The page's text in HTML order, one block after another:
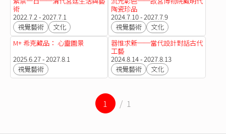
術
2022.7.2 - 2027.7.1
視覺藝術
文化
陶瓷珍品
2024.7.10 - 2027.7.9
視覺藝術
文化
M+ 希克藏品： 心靈圖景
2025.6.27 - 2027.8.1
視覺藝術
器惟求新──當代設計對話古代
工藝
2024.8.14 - 2027.8.13
視覺藝術
文化
1 / 1